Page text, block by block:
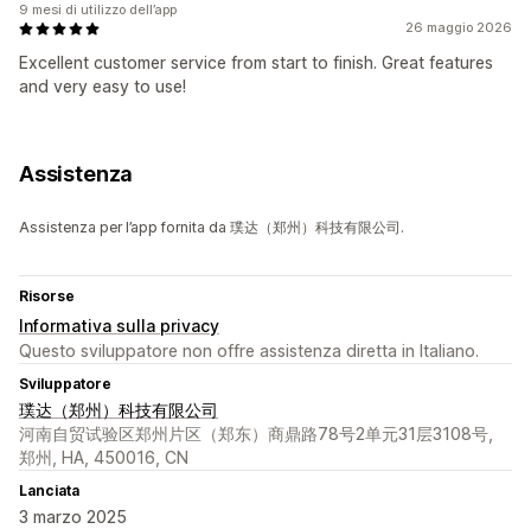
26 maggio 2026
Excellent customer service from start to finish. Great features
and very easy to use!
9 mesi di utilizzo dell’app
Assistenza
Assistenza per l’app fornita da 璞达（郑州）科技有限公司.
Risorse
Informativa sulla privacy
Questo sviluppatore non offre assistenza diretta in Italiano.
Sviluppatore
璞达（郑州）科技有限公司
河南自贸试验区郑州片区（郑东）商鼎路78号2单元31层3108号,
郑州, HA, 450016, CN
Lanciata
3 marzo 2025